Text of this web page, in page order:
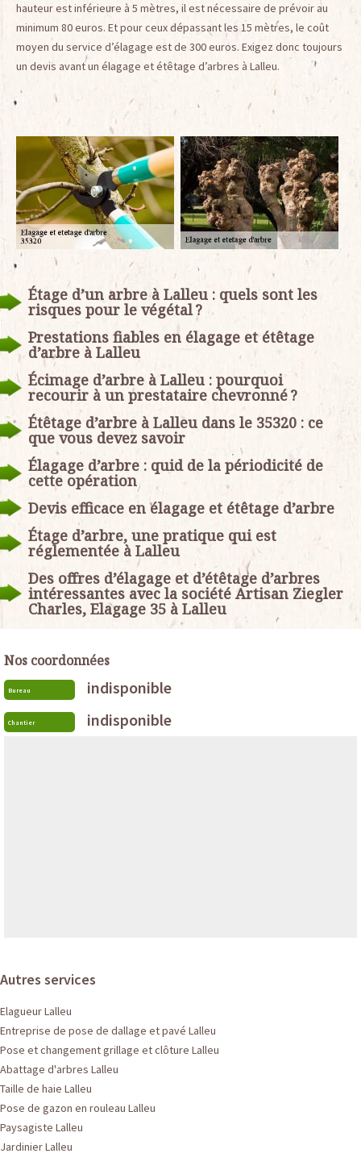
hauteur est inférieure à 5 mètres, il est nécessaire de prévoir au
minimum 80 euros. Et pour ceux dépassant les 15 mètres, le coût
moyen du service d’élagage est de 300 euros. Exigez donc toujours
un devis avant un élagage et étêtage d’arbres à Lalleu.
Étage d’un arbre à Lalleu : quels sont les
risques pour le végétal ?
Prestations fiables en élagage et étêtage
d’arbre à Lalleu
Écimage d’arbre à Lalleu : pourquoi
recourir à un prestataire chevronné ?
Étêtage d’arbre à Lalleu dans le 35320 : ce
que vous devez savoir
Élagage d’arbre : quid de la périodicité de
cette opération
Devis efficace en élagage et étêtage d’arbre
Étage d’arbre, une pratique qui est
réglementée à Lalleu
Des offres d’élagage et d’étêtage d’arbres
intéressantes avec la société Artisan Ziegler
Charles, Elagage 35 à Lalleu
Nos coordonnées
Bureau indisponible
Chantier indisponible
Autres services
Elagueur Lalleu
Entreprise de pose de dallage et pavé Lalleu
Pose et changement grillage et clôture Lalleu
Abattage d'arbres Lalleu
Taille de haie Lalleu
Pose de gazon en rouleau Lalleu
Paysagiste Lalleu
Jardinier Lalleu